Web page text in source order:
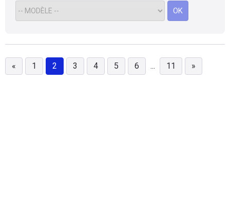
bon sièges !), qualité des plastiques et
tissus intérieur vraiment limite , vitre qui peu
OK
« 1 2 3 4 5 6 ... 11 »